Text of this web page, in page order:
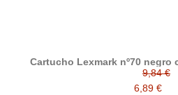
Cartucho Lexmark nº70 negro
9,84 €
6,89 €